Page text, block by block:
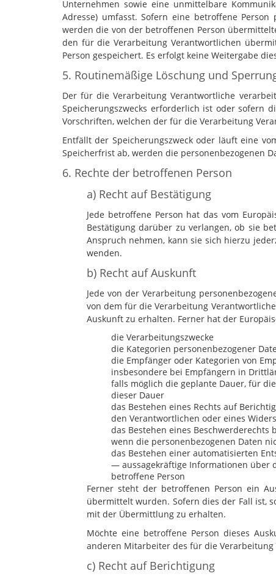
Unternehmen sowie eine unmittelbare
Adresse) umfasst. Sofern eine betroffene
werden die von der betroffenen Person
den für die Verarbeitung Verantwortlichen
Person gespeichert. Es erfolgt keine Weitergabe
5. Routinemäßige Löschung und
Der für die Verarbeitung Verantwortliche
Speicherungszwecks erforderlich ist oder sofern
Vorschriften, welchen der für die Verarbeitung
Entfällt der Speicherungszweck oder läuft eine
Speicherfrist ab, werden die personenbezogenen
6. Rechte der betroffenen Person
a) Recht auf Bestätigung
Jede betroffene Person hat das vom
Bestätigung darüber zu verlangen, ob sie
Anspruch nehmen, kann sie sich hierzu
wenden.
b) Recht auf Auskunft
Jede von der Verarbeitung
von dem für die Verarbeitung
Auskunft zu erhalten. Ferner hat der
die Verarbeitungszwecke
die Kategorien personenbezogener
die Empfänger oder Kategorien von
insbesondere bei Empfängern in
falls möglich die geplante Dauer, für
dieser Dauer
das Bestehen eines Rechts auf
den Verantwortlichen oder eines
das Bestehen eines Beschwerderechts
wenn die personenbezogenen Daten
das Bestehen einer automatisierten
— aussagekräftige Informationen über
betroffene Person
Ferner steht der betroffenen Person ein
übermittelt wurden. Sofern dies der Fall ist,
mit der Übermittlung zu erhalten.
Möchte eine betroffene Person dieses
anderen Mitarbeiter des für die
c) Recht auf Berichtigung